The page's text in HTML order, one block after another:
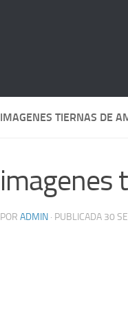
IMAGENES TIERNAS DE
imagenes
POR ADMIN · PUBLICADA 30